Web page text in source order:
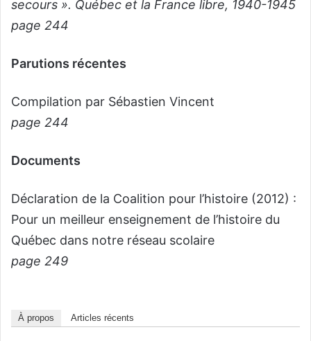
secours ». Québec et la France libre, 1940-1945
page 244
Parutions récentes
Compilation par Sébastien Vincent
page 244
Documents
Déclaration de la Coalition pour l’histoire (2012) :
Pour un meilleur enseignement de l’histoire du
Québec dans notre réseau scolaire
page 249
À propos Articles récents